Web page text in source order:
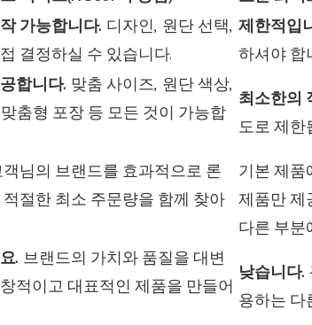
가능합니다. 디자인, 원단 선택,
결정하실 수 있습니다.
제한적입
하셔야 합
합니다. 맞춤 사이즈, 원단 색상,
춤형 포장 등 모든 것이 가능합
최소한의
도로 제한
님의 브랜드를 효과적으로 론
절한 최소 주문량을 함께 찾아
기본 제품
제품만 제
다른 부분
. 브랜드의 가치와 품질을 대변
적이고 대표적인 제품을 만들어
낮습니다.
용하는 다